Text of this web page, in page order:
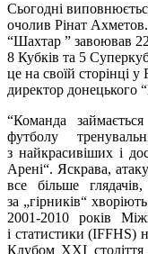
Сьогодні
очолив Рінат
“Шахтар ” завоював
8 Кубків та 5
це на своїй сторінці
директор донецького
“Команда
футболу
з найкрасивіших і
Арені“. Яскрава,
все більше
за „гірників“
2001-2010 років
і статистики
Клубом XXI століття